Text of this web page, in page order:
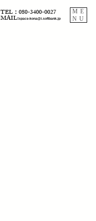
TEL：080-3400-0027
​MAIL:space-kona@i.softbank.jp
ME
NU